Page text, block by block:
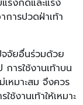
รงกดและแรง
ารปวดฝ่าเท้า
จัยอื่นร่วมด้วย
ารใช้งานเท้าบน
เหมาะสม จึงควร
งานเท้าให้เหมาะ